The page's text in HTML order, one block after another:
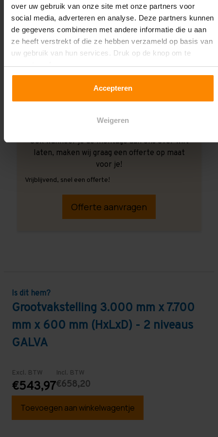
over uw gebruik van onze site met onze partners voor
social media, adverteren en analyse. Deze partners kunnen
de gegevens combineren met andere informatie die u aan
ze heeft verstrekt of die ze hebben verzameld op basis van
uw gebruik van hun services. Druk op de knop om te
accepteren!
Accepteren
Weigeren
Ook wanneer je de montage aan ons over wilt
laten, maken wij graag een offerte op maat
voor je!
Vrijblijvend, snel een offerte!
Offerte aanvragen
Is dit hem?
Grootvakstelling 3.000 mm x 7.700
mm x 600 mm (HxLxD) - 2 niveaus
GALVA
Excl. BTW
€543,97
Incl. BTW
€658,20
Toevoegen aan winkelwagentje